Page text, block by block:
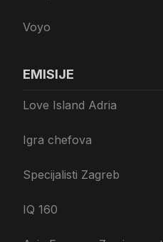
Voyo
EMISIJE
Love Island Adria
Igra chefova
Specijalisti Zagreb
IQ 160